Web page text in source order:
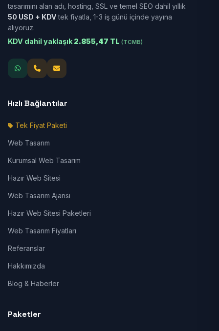
tasarımını alan adı, hosting, SSL ve temel SEO dahil yıllık
50 USD + KDVtek fiyatla, 1-3 iş günü içinde yayına
alıyoruz.
KDV dahil yaklaşık 2.855,47 TL (TCMB)
Hızlı Bağlantılar
Tek Fiyat Paketi
Web Tasarım
Kurumsal Web Tasarım
Hazır Web Sitesi
Web Tasarım Ajansı
Hazır Web Sitesi Paketleri
Web Tasarım Fiyatları
Referanslar
Hakkımızda
Blog & Haberler
Paketler